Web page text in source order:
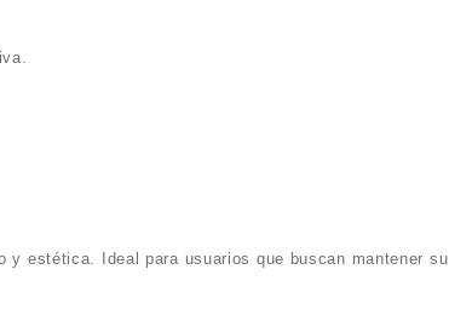
y estética. Ideal para usuarios que buscan mantener su